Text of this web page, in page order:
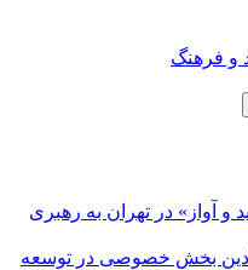
و فرهنگ
و آواز» در تهران به رهبری
بخش خصوصی در توسعه